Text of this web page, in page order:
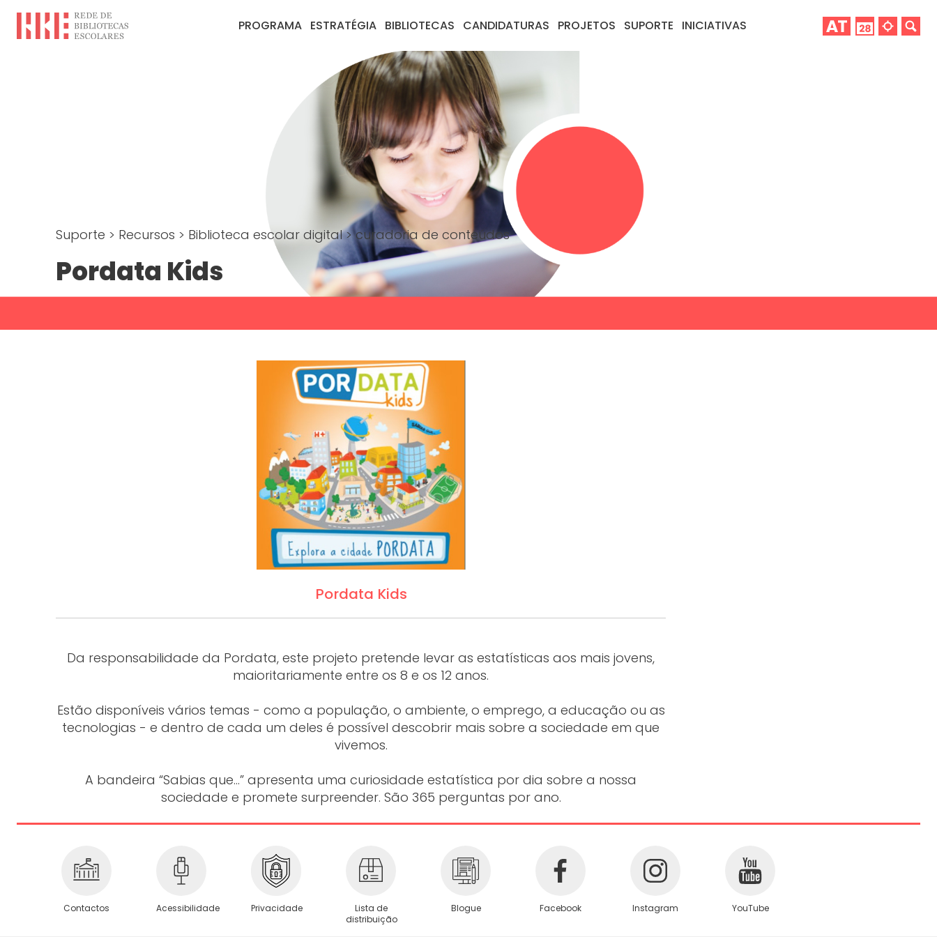
PROGRAMA ESTRATÉGIA BIBLIOTECAS CANDIDATURAS PROJETOS SUPORTE INICIATIVAS
Suporte > Recursos > Biblioteca escolar digital>curadoria de conteúdos
Pordata Kids
Pordata Kids
Da responsabilidade da Pordata, este projeto pretende levar as estatísticas aos mais jovens,
maioritariamente entre os 8 e os 12 anos.
Estão disponíveis vários temas - como a população, o ambiente, o emprego, a educação ou as
tecnologias - e dentro de cada um deles é possível descobrir mais sobre a sociedade em que
vivemos.
A bandeira “Sabias que...” apresenta uma curiosidade estatística por dia sobre a nossa
sociedade e promete surpreender. São 365 perguntas por ano.
Contactos Acessibilidade Privacidade
Lista de
distribuição
Blogue Facebook Instagram YouTube